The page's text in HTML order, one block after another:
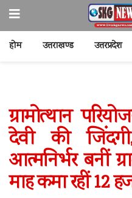
होम उत्तराखण्ड उत्तरप्रदेश
ग्रामोत्थान
देवी की
आत्मनिर्भर बनीं
माह कमा रहीं 12